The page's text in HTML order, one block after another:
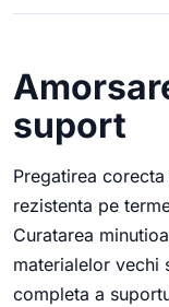
suport
Pregatirea
rezistenta pe
Curatarea
materialelor vechi
completa a